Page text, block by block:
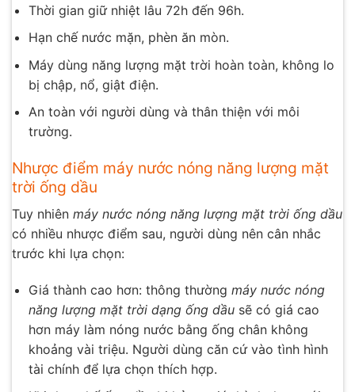
Thời gian giữ nhiệt lâu 72h đến 96h.
Hạn chế nước mặn, phèn ăn mòn.
Máy dùng năng lượng mặt trời hoàn toàn, không lo
bị chập, nổ, giật điện.
An toàn với người dùng và thân thiện với môi
trường.
Nhược điểm máy nước nóng năng lượng mặt
trời ống dầu
Tuy nhiên máy nước nóng năng lượng mặt trời ống dầu
có nhiều nhược điểm sau, người dùng nên cân nhắc
trước khi lựa chọn:
Giá thành cao hơn: thông thường máy nước nóng
năng lượng mặt trời dạng ống dầusẽ có giá cao
hơn máy làm nóng nước bằng ống chân không
khoảng vài triệu. Người dùng căn cứ vào tình hình
tài chính để lựa chọn thích hợp.